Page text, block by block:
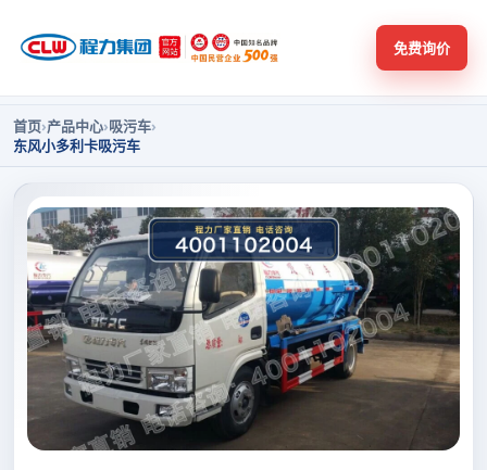
免费询价
首页›产品中心›吸污车›
东风小多利卡吸污车